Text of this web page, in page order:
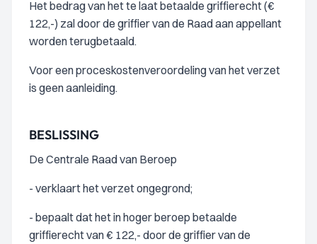
Het bedrag van het te laat betaalde griffierecht (€
122,-) zal door de griffier van de Raad aan appellant
worden terugbetaald.
Voor een proceskostenveroordeling van het verzet
is geen aanleiding.
BESLISSING
De Centrale Raad van Beroep
- verklaart het verzet ongegrond;
- bepaalt dat het in hoger beroep betaalde
griffierecht van € 122,- door de griffier van de